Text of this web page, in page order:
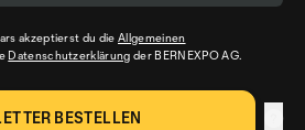
akzeptierst du dieAllgemeinen
Datenschutzerklärung der BERNEXPO AG.